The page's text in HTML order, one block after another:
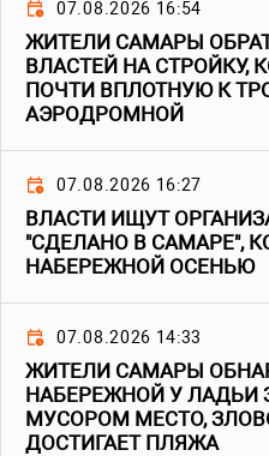
07.08.2026 16:54
ЖИТЕЛИ САМАРЫ
ВЛАСТЕЙ НА СТРОЙКУ,
ПОЧТИ ВПЛОТНУЮ К
АЭРОДРОМНОЙ
07.08.2026 16:27
ВЛАСТИ ИЩУТ
"СДЕЛАНО В САМАРЕ",
НАБЕРЕЖНОЙ ОСЕНЬЮ
07.08.2026 14:33
ЖИТЕЛИ САМАРЫ
НАБЕРЕЖНОЙ У ЛАДЬИ
МУСОРОМ МЕСТО,
ДОСТИГАЕТ ПЛЯЖА